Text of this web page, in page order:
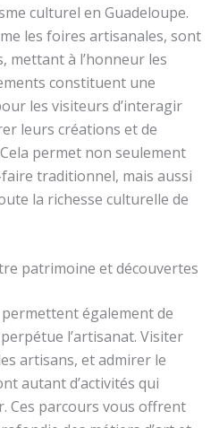
culturel en Guadeloupe.
les foires artisanales, sont
mettant à l’honneur les
constituent une
les visiteurs d’interagir
leurs créations et de
permet non seulement
traditionnel, mais aussi
la richesse culturelle de
patrimoine et découvertes
également de
l’artisanat. Visiter
artisans, et admirer le
autant d’activités qui
Ces parcours vous offrent